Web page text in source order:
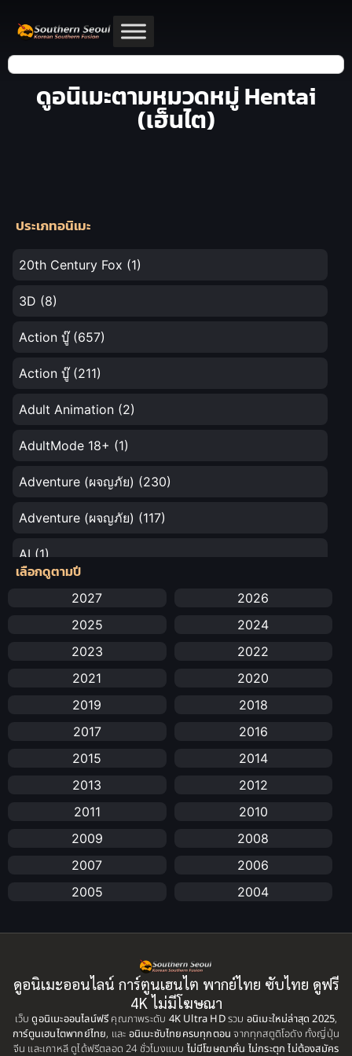
ดูอนิเมะตามหมวดหมู่ Hentai
(เฮ็นไต)
ประเภทอนิเมะ
20th Century Fox (1)
3D (8)
Action บู๊(657)
Action บู๊(211)
Adult Animation (2)
AdultMode 18+ (1)
Adventure (ผจญภัย) (230)
Adventure (ผจญภัย) (117)
AI (1)
Amazon Prime
Anal (ประตูหลัง)
Animation การ์ตูน
Animation อนิเมะ
Animation แอนิเมชั่น
(25)
BBC(1)
Big tits (นมใหญ่)(19)
เลือกดูตามปี
2027
2026
2025
2024
2023
2022
2021
2020
2019
2018
2017
2016
2015
2014
2013
2012
2011
2010
2009
2008
2007
2006
2005
2004
1999
1998
1995
1993
1992
1991
ดูอนิเมะออนไลน์ การ์ตูนเฮนไต พากย์ไทย ซับไทย ดูฟรี
4K ไม่มีโฆษณา
เว็บดูอนิเมะออนไลน์ฟรี คุณภาพระดับ 4K Ultra HDรวม อนิเมะใหม่ล่าสุด 2025,
การ์ตูนเฮนไตพากย์ไทย, และ อนิเมะซับไทยครบทุกตอน จากทุกสตูดิโอดัง ทั้งญี่ปุ่น
จีน และเกาหลี ดูได้ฟรีตลอด 24 ชั่วโมงแบบ ไม่มีโฆษณาคั่น ไม่กระตุก ไม่ต้องสมัคร